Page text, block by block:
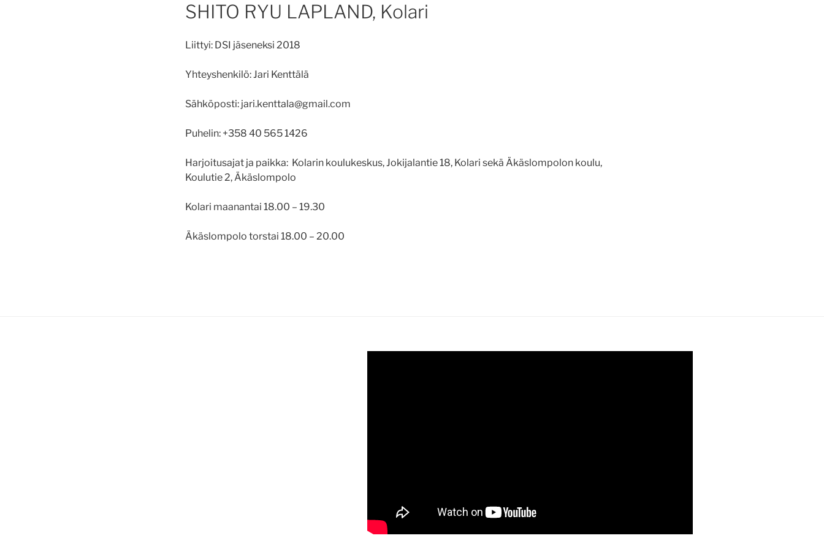
SHITO RYU LAPLAND, Kolari
Liittyi: DSI jäseneksi 2018
Yhteyshenkilö: Jari Kenttälä
Sähköposti: jari.kenttala@gmail.com
Puhelin: +358 40 565 1426
Harjoitusajat ja paikka: Kolarin koulukeskus, Jokijalantie 18, Kolari sekä Äkäslompolon koulu,
Koulutie 2, Äkäslompolo
Kolari maanantai 18.00 – 19.30
Äkäslompolo torstai 18.00 – 20.00